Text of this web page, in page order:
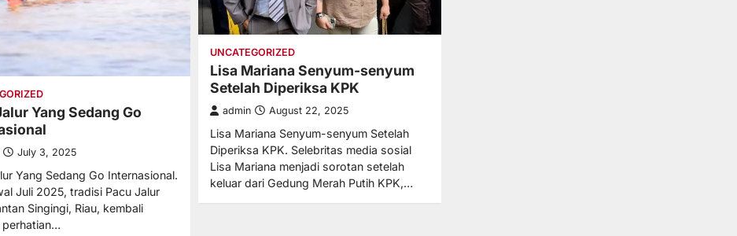
Yang Sedang Go
July 3, 2025
Yang Sedang Go Internasional.
Juli 2025, tradisi Pacu Jalur
Singingi, Riau, kembali
perhatian…
UNCATEGORIZED
Lisa Mariana Senyum-senyum
Setelah Diperiksa KPK
admin August 22, 2025
Lisa Mariana Senyum-senyum Setelah
Diperiksa KPK. Selebritas media sosial
Lisa Mariana menjadi sorotan setelah
keluar dari Gedung Merah Putih KPK,…